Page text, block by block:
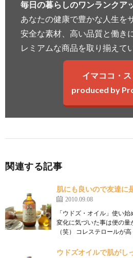
毎日の暮らしのワンランクア
あなたの健康で豊かな人生を
安全な素材、高い品質と働き
レミアムな商品を取り揃えて
イマココ・
produced by
関連する記事
肌にも良いので友達に
2010.09.08
「ウドズ・オイル」使い
変化に気づいた事は便の
（笑） コレステロールが
ウドズオイルで肌がし